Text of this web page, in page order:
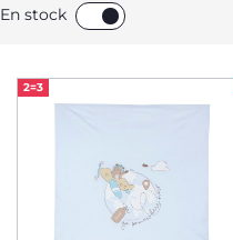
En stock
2=3